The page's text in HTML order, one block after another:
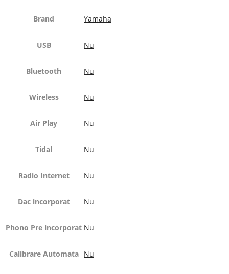
Brand Yamaha
USB Nu
Bluetooth Nu
Wireless Nu
Air Play Nu
Tidal Nu
Radio Internet Nu
Dac incorporat Nu
Phono Pre incorporat Nu
Calibrare Automata Nu